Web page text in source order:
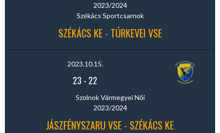
2023/2024
Székács Sportcsarnok
SZÉKÁCS KE - TÚRKEVEI VSE
2023.10.15.
23 - 22
Szolnok Vármegyei Női
2023/2024
JÁSZFÉNYSZARU VSE - SZÉKÁCS KE